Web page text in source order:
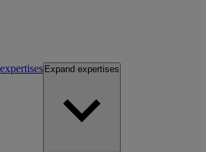
expertises Expand expertises